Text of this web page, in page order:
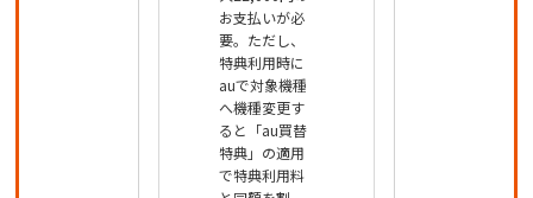
お支払いが必
要。ただし、
特典利用時に
auで対象機種
へ機種変更す
ると「au買替
特典」の適用
で特典利用料